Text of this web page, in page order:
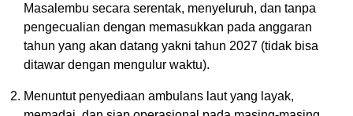
Masalembu secara serentak, menyeluruh, dan tanpa
pengecualian dengan memasukkan pada anggaran
tahun yang akan datang yakni tahun 2027 (tidak bisa
ditawar dengan mengulur waktu).
Menuntut penyediaan ambulans laut yang layak,